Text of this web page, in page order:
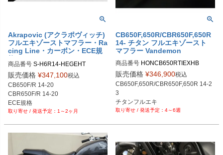
Akrapovic (アクラポヴィッチ)
フルエキゾーストマフラー・Ra
cing Line・カーボン・ECE規
650F/R・14-20
商品番号
販売価格 ¥347,100税込
CB650F/R 14-20
CBR650F/R 14-20
1～2ヶ月
CB650F,650R/CBR650F,650R
14- チタン フルエキゾースト
マフラー Vandemon
商品番号 HONCB650RTIEXHB
旧型番：HONCB650RTIEXHA
販売価格 ¥346,900税込
CB650F,650R/CBR650F,650R 14-2
3
チタンフルエキ
4～6週